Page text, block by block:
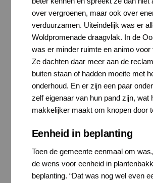
over vergroenen, maar ook over
verduurzamen. Uiteindelijk was er
Woldpromenade draagvlak. In de
was er minder ruimte en animo voor
Ze dachten daar meer aan de
buiten staan of hadden moeite met
onderhoud. En er zijn een paar
zelf eigenaar van hun pand zijn, wat
makkelijker maakt om knopen door
Eenheid in beplanting
Toen de gemeente eenmaal om
de wens voor eenheid in
beplanting. “Dat was nog wel even